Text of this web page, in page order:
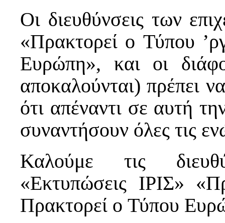
Οι διευθύνσεις των
«Πρακτορεί o Τύπου
Ευρώπη», και οι
αποκαλούνται) πρέπει
ότι απέναντι σε αυτή
συναντήσουν όλες τις
Καλούμε τις
«Εκτυπώσεις ΙΡΙΣ»
Πρακτορεί o Τύπου